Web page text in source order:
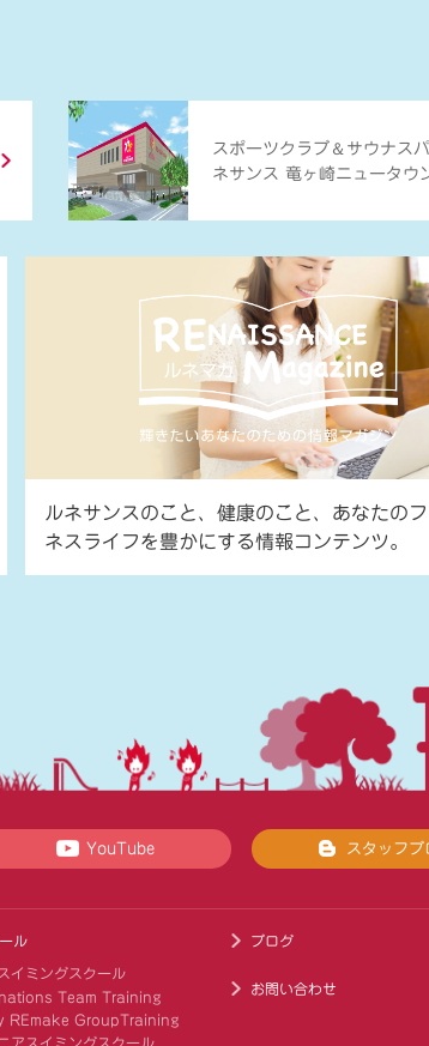
スポーツクラブ ＆ サウナス
ネサンス 竜ヶ崎ニュータウ
ルネサンスのこと、健康のこと、あなたの
ネスライフを豊かにする情報コンテンツ。
YouTube スタッフブ
ル
イミングスクール
Team Training
REmake GroupTraining
アスイミングスクール
ブログ
お問い合わせ